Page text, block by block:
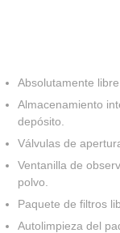
Absolutamente libre
Almacenamiento
depósito.
Válvulas de
Ventanilla de
polvo.
Paquete de filtros
Autolimpieza del